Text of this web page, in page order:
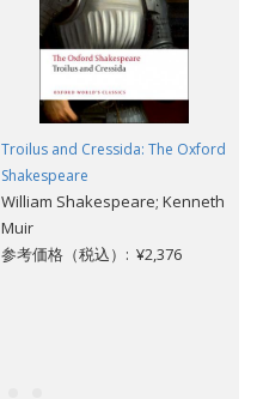
Troilus and Cressida: The Oxford
Shakespeare
William Shakespeare; Kenneth
Muir
参考価格（税込）: ¥2,376